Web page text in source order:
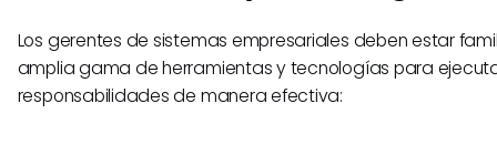
Los gerentes de sistemas empresariales deben estar
amplia gama de herramientas y tecnologías para
responsabilidades de manera efectiva: